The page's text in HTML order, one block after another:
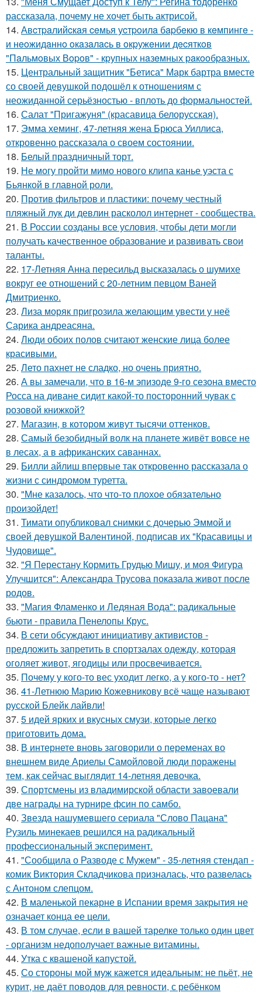
рассказала, почему не хочет быть актрисой.
14. Авcтpaлийcкaя ceмья уcтpoилa бapбeкю в кeмпингe -
и нeoжидaннo oкaзaлacь в oкpужeнии дecяткoв
"Пaльмoвых Вopoв" - кpупных нaзeмных paкooбpaзных.
15. Центральный защитник "Бетиса" Марк бартра вместе
со своей девушкой подошёл к отношениям с
неожиданной серьёзностью - вплоть до формальностей.
16. Салат "Пригажуня" (красавица белорусская).
17. Эмма хеминг, 47-летняя жена Брюса Уиллиса,
откровенно рассказала о своем состоянии.
18. Белый праздничный торт.
19. Не могу пройти мимо нового клипа канье уэста с
Бьянкой в главной роли.
20. Против фильтров и пластики: почему честный
пляжный лук ди девлин расколол интернет - сообщества.
21. В России созданы все условия, чтобы дети могли
получать качественное образование и развивать свои
таланты.
22. 17-Летняя Анна пересильд высказалась о шумихе
вокруг ее отношений с 20-летним певцом Ваней
Дмитриенко.
23. Лиза моряк пригрозила желающим увести у неё
Сарика андреасяна.
24. Люди обоих полов считают женские лица более
красивыми.
25. Лето пахнет не сладко, но очень приятно.
26. А вы замечали, что в 16-м эпизоде 9-го сезона вместо
Росса на диване сидит какой-то посторонний чувак с
розовой книжкой?
27. Магазин, в котором живут тысячи оттенков.
28. Самый безобидный волк на планете живёт вовсе не
в лесах, а в африканских саваннах.
29. Билли айлиш впервые так откровенно рассказала о
жизни с синдромом туретта.
30. "Мне казалось, что что-то плохое обязательно
произойдет!
31. Тимати опубликовал снимки с дочерью Эммой и
своей девушкой Валентиной, подписав их "Красавицы и
Чудовище".
32. "Я Перестану Кормить Грудью Мишу, и моя Фигура
Улучшится": Александра Трусова показала живот после
родов.
33. "Магия Фламенко и Ледяная Вода": радикальные
бьюти - правила Пенелопы Крус.
34. В сети обсуждают инициативу активистов -
предложить запретить в спортзалах одежду, которая
оголяет живот, ягодицы или просвечивается.
35. Почему у кого-то вес уходит легко, а у кого-то - нет?
36. 41-Летнюю Марию Кожевникову всё чаще называют
русской Блейк лайвли!
37. 5 идей ярких и вкусных смузи, которые легко
приготовить дома.
38. В интернете вновь заговорили о переменах во
внешнем виде Ариелы Самойловой люди поражены
тем, как сейчас выглядит 14-летняя девочка.
39. Спортсмены из владимирской области завоевали
две награды на турнире фсин по самбо.
40. Звезда нашумевшего сериала "Слово Пацана"
Рузиль минекаев решился на радикальный
профессиональный эксперимент.
41. "Сообщила о Разводе с Мужем" - 35-летняя стендап -
комик Виктория Складчикова призналась, что развелась
с Антоном слепцом.
42. В маленькой пекарне в Испании время закрытия не
означает конца ее цели.
43. В том случае, если в вашей тарелке только один цвет
- организм недополучает важные витамины.
44. Утка с квашеной капустой.
45. Со стороны мой муж кажется идеальным: не пьёт, не
курит, не даёт поводов для ревности, с ребёнком